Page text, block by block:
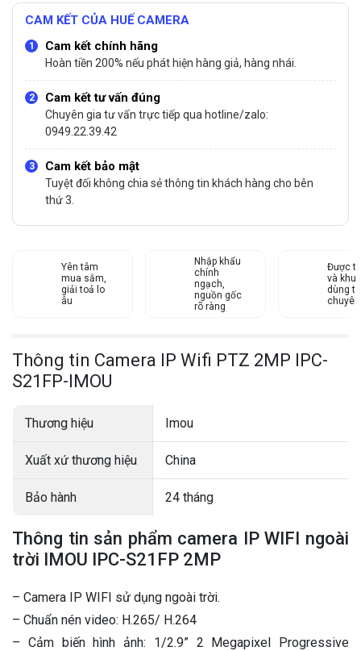
CAM KẾT CỦA HUẾ CAMERA
Cam kết chính hãng
Hoàn tiền 200% nếu phát hiện hàng giả, hàng nhái.
Cam kết tư vấn đúng
Chuyên gia tư vấn trực tiếp qua hotline/zalo:
0949.22.39.42
Cam kết bảo mật
Tuyệt đối không chia sẻ thông tin khách hàng cho bên
thứ 3.
Yên tâm
mua sắm,
giải toả lo
âu
Nhập khẩu
chính
ngạch,
nguồn gốc
rõ ràng
Được
và
dùng từ
Thông tin Camera IP Wifi PTZ 2MP IPC-
S21FP-IMOU
Thương hiệu Imou
Xuất xứ thương hiệu China
Bảo hành 24 tháng
Thông tin sản phẩm camera IP WIFI ngoài
trời IMOU IPC-S21FP 2MP
– Camera IP WIFI sử dụng ngoài trời.
– Chuẩn nén video: H.265/ H.264
– Cảm biến hình ảnh: 1/2.9” 2 Megapixel Progressive